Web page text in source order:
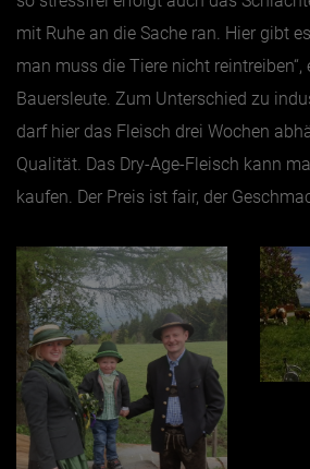
mit Ruhe an die Sache ran. Hier gibt
man muss die Tiere nicht reintreiben“,
Bauersleute. Zum Unterschied zu
darf hier das Fleisch drei Wochen
Qualität. Das Dry-Age-Fleisch kann
kaufen. Der Preis ist fair, der